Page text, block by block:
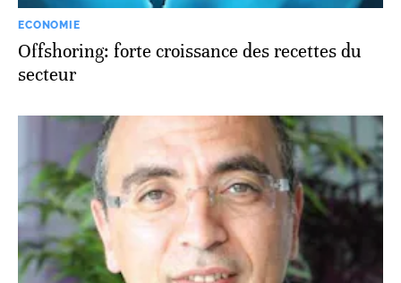
ECONOMIE
Offshoring: forte croissance des recettes du
secteur